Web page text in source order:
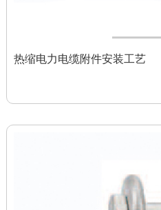
热缩电力电缆附件安装工艺